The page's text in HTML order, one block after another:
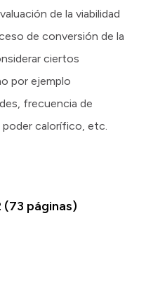
de la viabilidad
de conversión de la
ciertos
por ejemplo
frecuencia de
poder calorífico, etc.
páginas)